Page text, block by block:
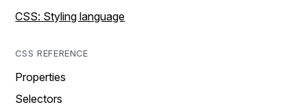
CSS: Styling language
CSS REFERENCE
Properties
Selectors